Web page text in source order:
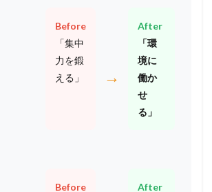
Before
「集中
力を鍛
える」
→
After
「環
境に
働か
せ
る」
Before After